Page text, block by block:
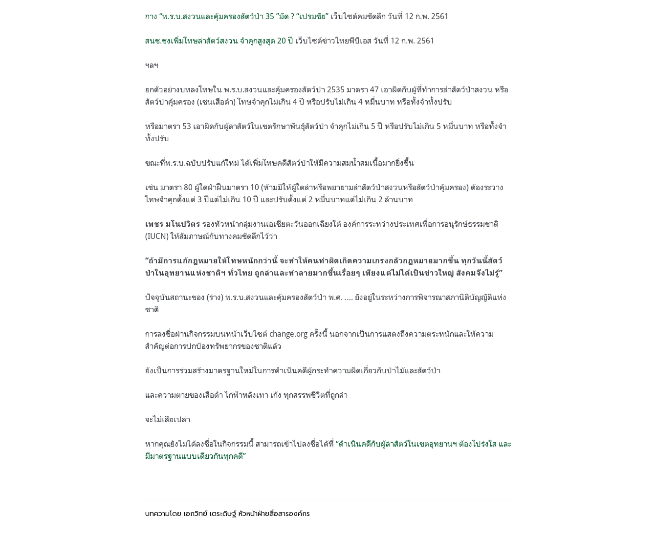
กาง “พ.ร.บ.สงวนและคุ้มครองสัตว์ป่า 35 ”มัด ? “เปรมชัย” เว็บไซต์คมชัดลึก วันที่ 12 ก.พ. 2561
สนช.ชงเพิ่มโทษล่าสัตว์สงวน จำคุกสูงสุด 20 ปี เว็บไซต์ข่าวไทยพีบีเอส วันที่ 12 ก.พ. 2561
ฯลฯ
ยกตัวอย่างบทลงโทษใน พ.ร.บ.สงวนและคุ้มครองสัตว์ป่า 2535 มาตรา 47 เอาผิดกับผู้ที่ทำการล่าสัตว์ป่าสงวน หรือ
สัตว์ป่าคุ้มครอง (เช่นเสือดำ) โทษจำคุกไม่เกิน 4 ปี หรือปรับไม่เกิน 4 หมื่นบาท หรือทั้งจำทั้งปรับ
หรือมาตรา 53 เอาผิดกับผู้ล่าสัตว์ในเขตรักษาพันธุ์สัตว์ป่า จำคุกไม่เกิน 5 ปี หรือปรับไม่เกิน 5 หมื่นบาท หรือทั้งจำ
ทั้งปรับ
ขณะที่พ.ร.บ.ฉบับปรับแก้ใหม่ ได้เพิ่มโทษคดีสัตว์ป่าให้มีความสมน้ำสมเนื้อมากยิ่งขึ้น
เช่น มาตรา 80 ผู้ใดฝ่าฝืนมาตรา 10 (ห้ามมิให้ผู้ใดล่าหรือพยายามล่าสัตว์ป่าสงวนหรือสัตว์ป่าคุ้มครอง) ต้องระวาง
โทษจำคุกตั้งแต่ 3 ปีแต่ไม่เกิน 10 ปี และปรับตั้งแต่ 2 หมื่นบาทแต่ไม่เกิน 2 ล้านบาท
เพชร มโนปวิตร รองหัวหน้ากลุ่มงานเอเชียตะวันออกเฉียงใต้ องค์การระหว่างประเทศเพื่อการอนุรักษ์ธรรมชาติ
(IUCN) ให้สัมภาษณ์กับทางคมชัดลึกไว้ว่า
“ถ้ามีการแก้กฎหมายให้โทษหนักกว่านี้ จะทำให้คนทำผิดเกิดความเกรงกลัวกฎหมายมากขึ้น ทุกวันนี้สัตว์
ป่าในอุทยานแห่งชาติฯ ทั่วไทย ถูกล่าและทำลายมากขึ้นเรื่อยๆ เพียงแต่ไม่ได้เป็นข่าวใหญ่ สังคมจึงไม่รู้”
ปัจจุบันสถานะของ (ร่าง) พ.ร.บ.สงวนและคุ้มครองสัตว์ป่า พ.ศ. …. ยังอยู่ในระหว่างการพิจารณาสภานิติบัญญัติแห่ง
ชาติ
การลงชื่อผ่านกิจกรรมบนหน้าเว็บไซต์ change.org ครั้งนี้ นอกจากเป็นการแสดงถึงความตระหนักและให้ความ
สำคัญต่อการปกป้องทรัพยากรของชาติแล้ว
ยังเป็นการร่วมสร้างมาตรฐานใหม่ในการดำเนินคดีผู้กระทำความผิดเกี่ยวกับป่าไม้และสัตว์ป่า
และความตายของเสือดำ ไก่ฟ้าหลังเทา เก้ง ทุกสรรพชีวิตที่ถูกล่า
จะไม่เสียเปล่า
หากคุณยังไม่ได้ลงชื่อในกิจกรรมนี้ สามารถเข้าไปลงชื่อได้ที่ “ดำเนินคดีกับผู้ล่าสัตว์ในเขตอุทยานฯ ต้องโปร่งใส และ
มีมาตรฐานแบบเดียวกันทุกคดี”
บทความโดย เอกวิทย์ เตระดิษฐ์ หัวหน้าฝ่ายสื่อสารองค์กร